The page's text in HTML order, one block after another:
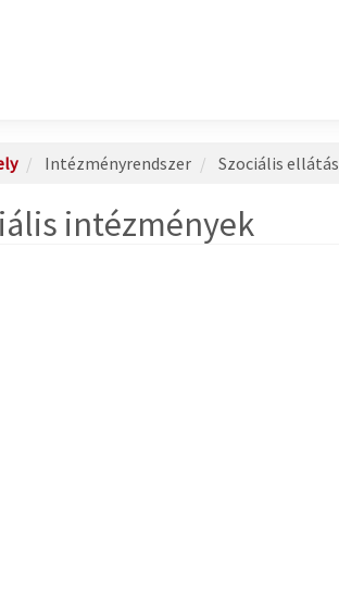
Intézményrendszer Szociális ellátás
intézmények